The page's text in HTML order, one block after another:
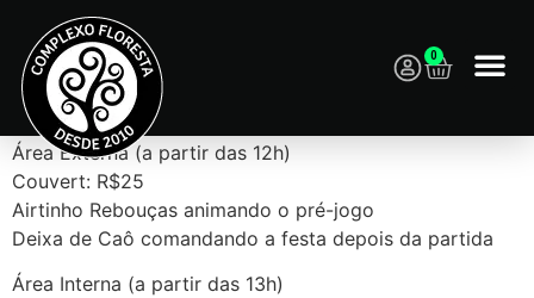
0
Programação:
Área Externa (a partir das 12h)
Couvert: R$25
Airtinho Rebouças animando o pré-jogo
Deixa de Caô comandando a festa depois da partida
Área Interna (a partir das 13h)